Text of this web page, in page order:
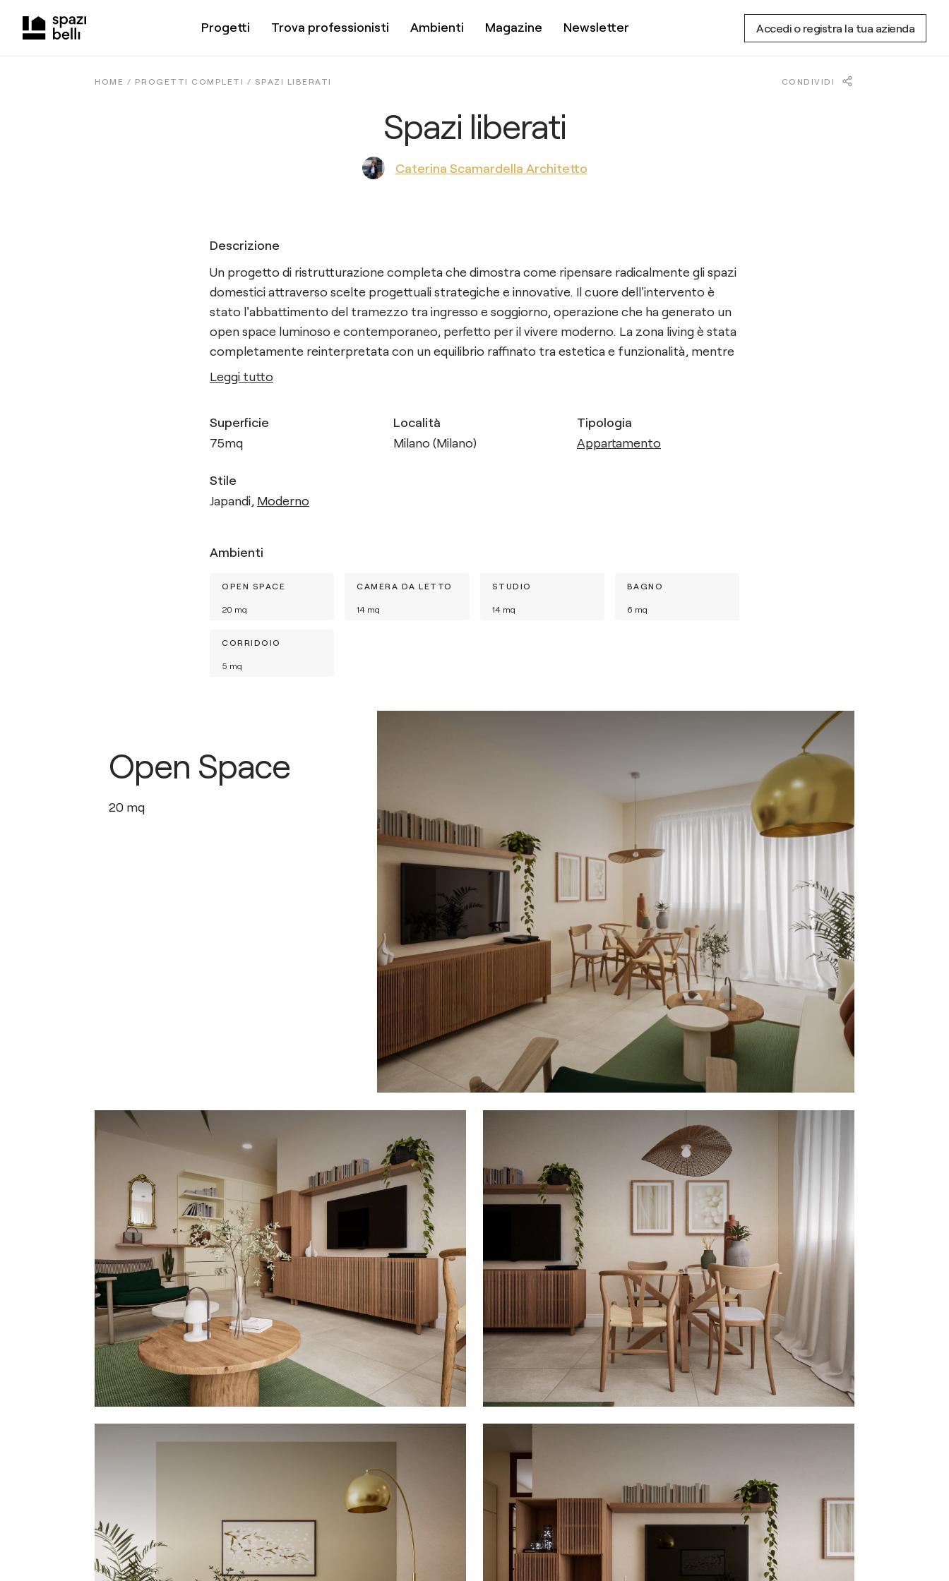
Progetti Trova professionisti Ambienti Magazine Newsletter Accedi o registra la tua azienda
HOME / PROGETTI COMPLETI / SPAZI LIBERATI CONDIVIDI
Spazi liberati
Caterina Scamardella Architetto
Descrizione
Un progetto di ristrutturazione completa che dimostra come ripensare radicalmente gli spazi
domestici attraverso scelte progettuali strategiche e innovative. Il cuore dell'intervento è
stato l'abbattimento del tramezzo tra ingresso e soggiorno, operazione che ha generato un
open space luminoso e contemporaneo, perfetto per il vivere moderno. La zona living è stata
completamente reinterpretata con un equilibrio raffinato tra estetica e funzionalità, mentre
Leggi tutto
Superficie
75mq
Località
Milano (Milano)
Tipologia
Appartamento
Stile
Japandi, Moderno
Ambienti
OPEN SPACE
20 mq
CAMERA DA LETTO
14 mq
STUDIO
14mq
BAGNO
6 mq
CORRIDOIO
5 mq
Open Space
20 mq